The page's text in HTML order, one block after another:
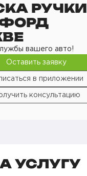
РУЧКИ
вашего авто!
Оставить заявку
в приложении
консультацию
УСЛУГУ